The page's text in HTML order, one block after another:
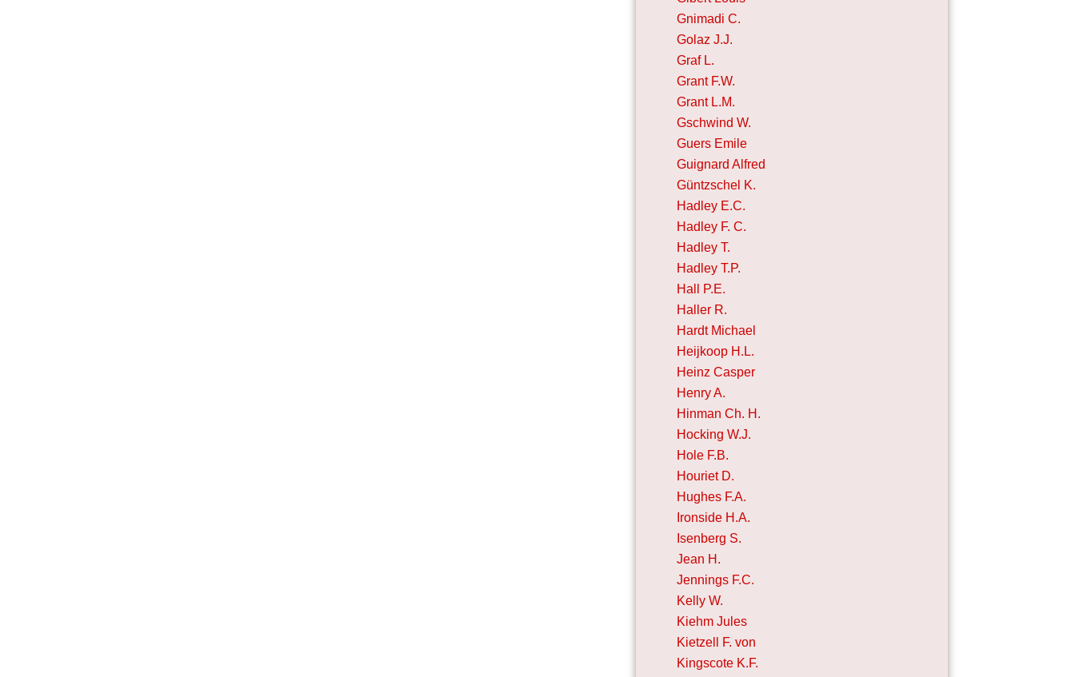
Gnimadi C.
Golaz J.J.
Graf L.
Grant F.W.
Grant L.M.
Gschwind W.
Guers Emile
Guignard Alfred
Güntzschel K.
Hadley E.C.
Hadley F. C.
Hadley T.
Hadley T.P.
Hall P.E.
Haller R.
Hardt Michael
Heijkoop H.L.
Heinz Casper
Henry A.
Hinman Ch. H.
Hocking W.J.
Hole F.B.
Houriet D.
Hughes F.A.
Ironside H.A.
Isenberg S.
Jean H.
Jennings F.C.
Kelly W.
Kiehm Jules
Kietzell F. von
Kingscote K.F.